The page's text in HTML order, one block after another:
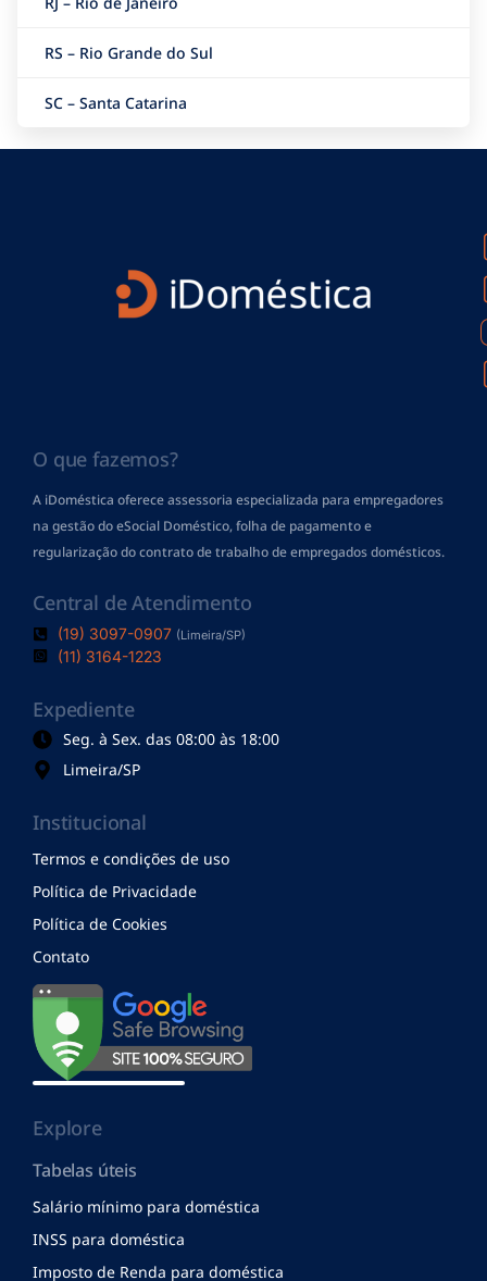
RS – Rio Grande do Sul
SC – Santa Catarina
O que fazemos?
A iDoméstica oferece assessoria especializada para empregadores
na gestão do eSocial Doméstico, folha de pagamentoe
regularização do contrato de trabalho de empregados domésticos.
Central de Atendimento
(19) 3097-0907 (Limeira/SP)
(11) 3164-1223
Expediente
Seg. à Sex. das 08:00 às 18:00
Limeira/SP
Institucional
Termos e condições de uso
Política de Privacidade
Política de Cookies
Contato
Explore
Tabelas úteis
Salário mínimo para doméstica
INSS para doméstica
Imposto de Renda para doméstica